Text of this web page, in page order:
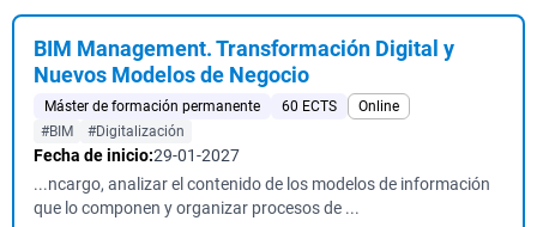
BIM Management. Transformación Digital y
Nuevos Modelos de Negocio
Máster de formación permanente 60 ECTS
Online
#BIM
#Digitalización
Fecha de inicio:29-01-2027
...ncargo, analizar el contenido de los modelos de información
que lo componen y organizar procesos de ...